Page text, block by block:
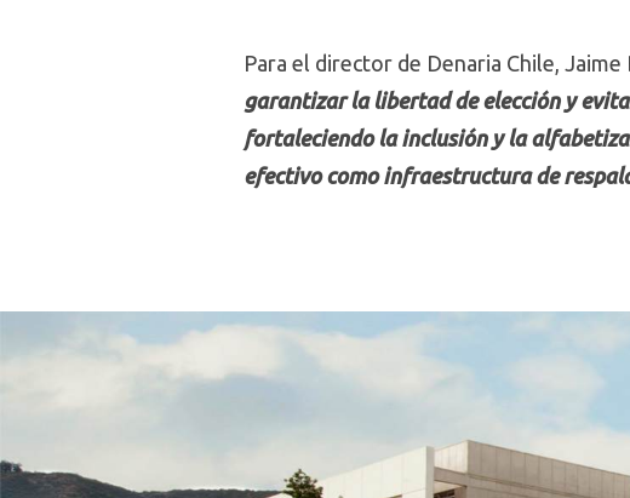
Para el director de Denaria Chile,
garantizar la libertad de elección y
fortaleciendo la inclusión y la
efectivo como infraestructura de